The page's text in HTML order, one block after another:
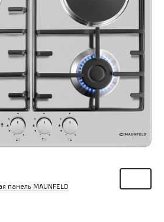
панель MAUNFELD